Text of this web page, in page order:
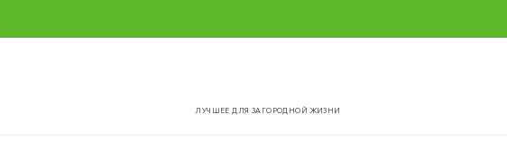
ЛУЧШЕЕ ДЛЯ ЗАГОРОДНОЙ ЖИЗНИ